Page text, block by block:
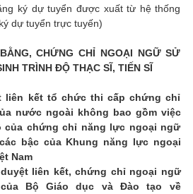
ký dự tuyển được xuất từ hệ thống
dự tuyển trực tuyến)
CHỨNG CHỈ NGOẠI NGỮ SỬ
TRÌNH ĐỘ THẠC SĨ, TIẾN SĨ
liên kết tổ chức thi cấp chứng chỉ
nước ngoài không bao gồm việc
của chứng chỉ năng lực ngoại ngữ
bậc của Khung năng lực ngoại
Nam
liên kết, chứng chỉ ngoại ngữ
Bộ Giáo dục và Đào tạo về